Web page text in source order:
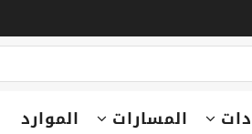
المسارات الموارد